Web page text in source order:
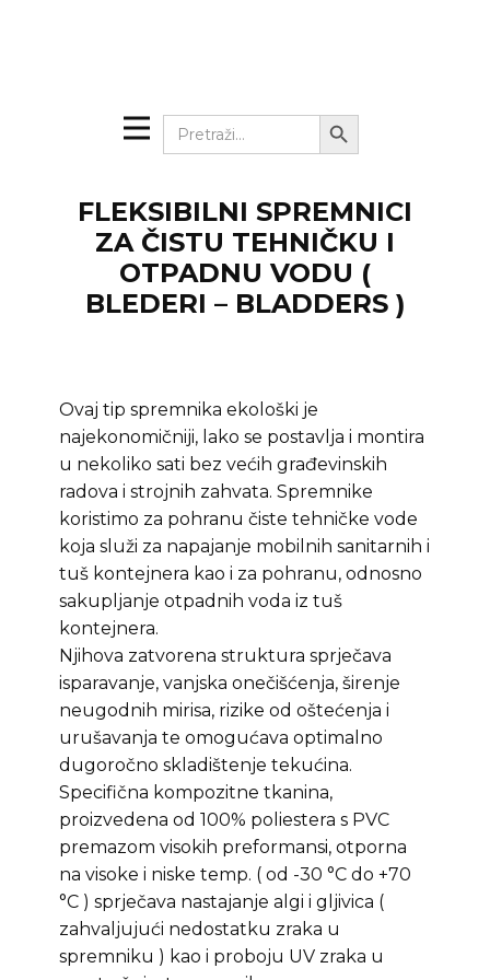
Search
for:
Search Button
FLEKSIBILNI SPREMNICI
ZA ČISTU TEHNIČKU I
OTPADNU VODU (
BLEDERI – BLADDERS )
Ovaj tip spremnika ekološki je
najekonomičniji, lako se postavlja i montira
u nekoliko sati bez većih građevinskih
radova i strojnih zahvata. Spremnike
koristimo za pohranu čiste tehničke vode
koja služi za napajanje mobilnih sanitarnih i
tuš kontejnera kao i za pohranu, odnosno
sakupljanje otpadnih voda iz tuš
kontejnera.
Njihova zatvorena struktura sprječava
isparavanje, vanjska onečišćenja, širenje
neugodnih mirisa, rizike od oštećenja i
urušavanja te omogućava optimalno
dugoročno skladištenje tekućina.
Specifična kompozitne tkanina,
proizvedena od 100% poliestera s PVC
premazom visokih preformansi, otporna
na visoke i niske temp. ( od -30 °C do +70
°C ) sprječava nastajanje algi i gljivica (
zahvaljujući nedostatku zraka u
spremniku ) kao i proboju UV zraka u